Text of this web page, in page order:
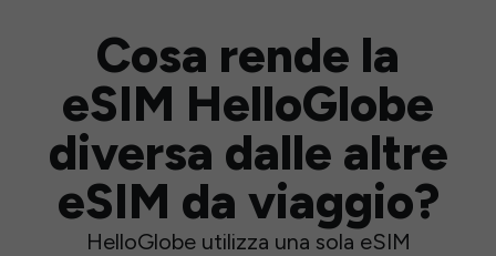
Cosa rende la
eSIM HelloGlobe
diversa dalle altre
eSIM da viaggio?
HelloGlobe utilizza una sola eSIM